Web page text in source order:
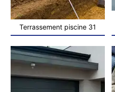
Terrassement piscine 31